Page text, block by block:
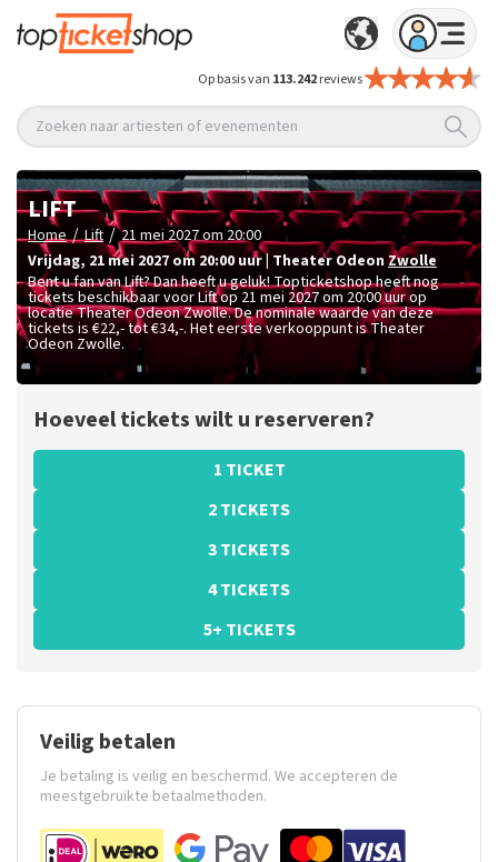
Op basis van 113.242reviews
Zoeken naar artiesten of evenementen
LIFT
Home / Lift / 21 mei 2027 om 20:00
vrijdag, 21 mei 2027 om 20:00 uur| Theater OdeonZwolle
Bent u fan van Lift? Dan heeft u geluk! Topticketshop heeft nog
tickets beschikbaar voor Lift op 21 mei 2027 om 20:00 uur op
locatie Theater Odeon Zwolle. De nominale waarde van deze
tickets is €22,- tot €34,-. Het eerste verkooppunt is Theater
Odeon Zwolle.
Hoeveel tickets wilt u reserveren?
1 TICKET
2 TICKETS
3 TICKETS
4 TICKETS
5+ TICKETS
Veilig betalen
Je betaling is veilig en beschermd. We accepteren de
meestgebruikte betaalmethoden.